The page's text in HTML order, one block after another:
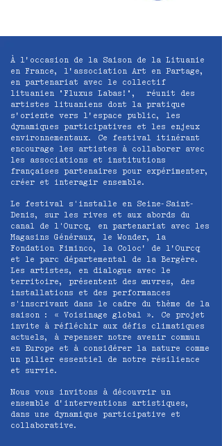
À l’occasion de la Saison de la Lituanie
en France, l’association Art en Partage,
en partenariat avec le collectif
lituanien "Fluxus Labas!", réunit des
artistes lituaniens dont la pratique
s’oriente vers l’espace public, les
dynamiques participatives et les enjeux
environnementaux. Ce festival itinérant
encourage les artistes à collaborer avec
les associations et institutions
françaises partenaires pour expérimenter,
créer et interagir ensemble.
Le festival s'installe en Seine-Saint-
Denis, sur les rives et aux abords du
canal de l'Ourcq, en partenariat avec les
Magasins Généraux, le Wonder, la
Fondation Fiminco, la Coloc’ de l’Ourcq
et le parc départemental de la Bergère.
Les artistes, en dialogue avec le
territoire, présentent des œuvres, des
installations et des performances
s'inscrivant dans le cadre du thème de la
saison : « Voisinage global ». Ce projet
invite à réfléchir aux défis climatiques
actuels, à repenser notre avenir commun
en Europe et à considérer la nature comme
un pilier essentiel de notre résilience
et survie.
Nous vous invitons à découvrir un
ensemble d’interventions artistiques,
dans une dynamique participative et
collaborative.